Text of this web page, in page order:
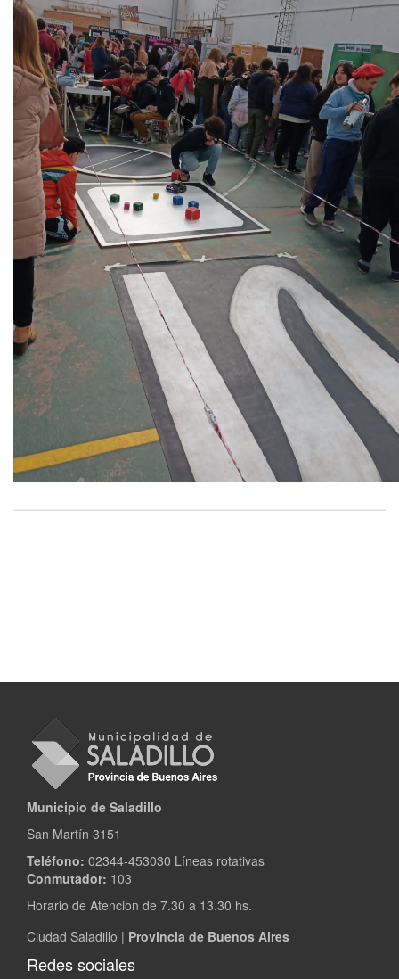
Municipio de Saladillo
San Martín 3151
Teléfono: 02344-453030 Líneas rotativas
Conmutador: 103
Horario de Atencion de 7.30 a 13.30 hs.
Ciudad Saladillo | Provincia de Buenos Aires
Redes sociales